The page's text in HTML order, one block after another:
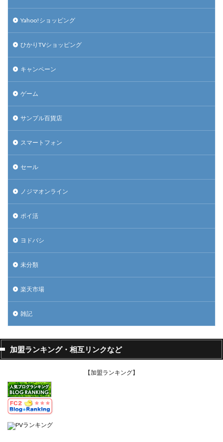
Yahoo!ショッピング
ひかりTVショッピング
キャンペーン
ゲーム
サンプル百貨店
スマートフォン
セール
ノジマオンライン
ポイ活
ヨドバシ
未分類
楽天市場
雑記
加盟ランキング・相互リンクなど
【加盟ランキング】